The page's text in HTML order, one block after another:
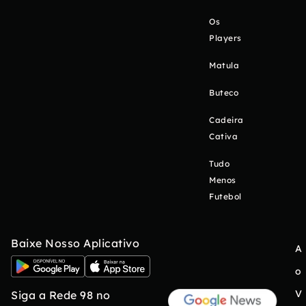
Os
Players
Matula
Buteco
Cadeira
Cativa
Tudo
Menos
Futebol
Baixe Nosso Aplicativo
Siga a Rede 98 no
A
o
V